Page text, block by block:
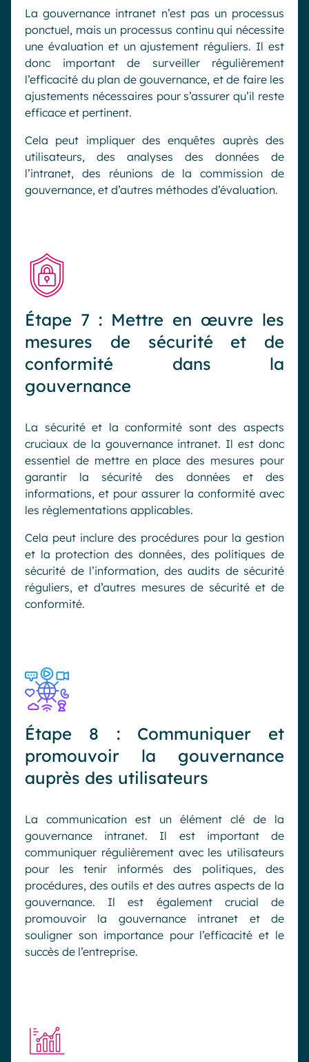
La gouvernance intranet n’est pas un processus
ponctuel, mais un processus continu qui nécessite
une évaluation et un ajustement réguliers. Il est
donc important de surveiller régulièrement
l’efficacité du plan de gouvernance, et de faire les
ajustements nécessaires pour s’assurer qu’il reste
efficace et pertinent.
Cela peut impliquer des enquêtes auprès des
utilisateurs, des analyses des données de
l’intranet, des réunions de la commission de
gouvernance, et d’autres méthodes d’évaluation.
Étape 7 : Mettre en œuvre les
mesures de sécurité et de
conformité dans la
gouvernance
La sécurité et la conformité sont des aspects
cruciaux de la gouvernance intranet. Il est donc
essentiel de mettre en place des mesures pour
garantir la sécurité des données et des
informations, et pour assurer la conformité avec
les réglementations applicables.
Cela peut inclure des procédures pour la gestion
et la protection des données, des politiques de
sécurité de l’information, des audits de sécurité
réguliers, et d’autres mesures de sécurité et de
conformité.
Étape 8 : Communiquer et
promouvoir la gouvernance
auprès des utilisateurs
La communication est un élément clé de la
gouvernance intranet. Il est important de
communiquer régulièrement avec les utilisateurs
pour les tenir informés des politiques, des
procédures, des outils et des autres aspects de la
gouvernance. Il est également crucial de
promouvoir la gouvernance intranet et de
souligner son importance pour l’efficacité et le
succès de l’entreprise.